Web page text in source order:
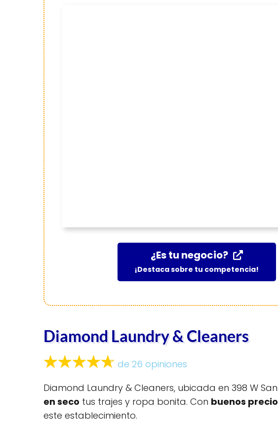
¿Es tu negocio?
¡Destaca sobre tu competencia!
Diamond Laundry & Cleaners
de 26 opiniones
Diamond Laundry & Cleaners, ubicada en 398 W
en seco tus trajes y ropa bonita. Con buenos
este establecimiento.